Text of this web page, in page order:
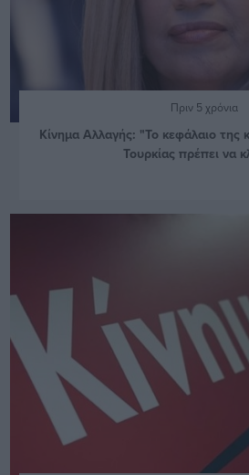
Πριν 5 χρόνια
Κίνημα Αλλαγής: "Το κεφάλαιο της
Τουρκίας πρέπει να